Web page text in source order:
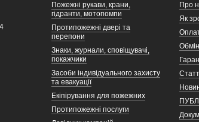
Пожежні рукави, крани,
гідранти, мотопомпи
Протипожежні двері та
перепони
Знаки, журнали, сповіщувачі,
покажчики
Засоби індивідуального захисту
та евакуації
Екіпірування для пожежних
Протипожежні послуги
Про
Як